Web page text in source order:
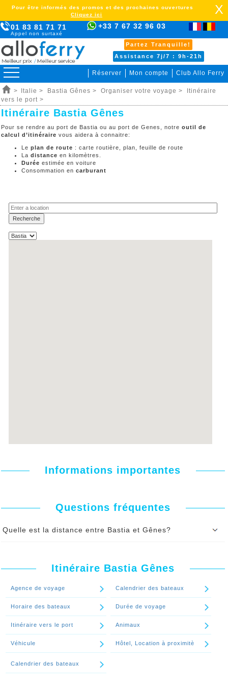
01 83 81 71 71
Appel non surtaxé
+33 7 67 32 96 03
Partez Tranquille!
Assistance 7j/7 : 9h-21h
Réserver Mon compte Club Allo Ferry
Pour être informés des promos et des prochaines ouvertures
Cliquez ici
X
> Italie > Bastia Gênes > Organiser votre voyage >
Itinéraire
vers le port >
Itinéraire Bastia Gênes
Pour se rendre au port de Bastia ou au port de Genes, notre outil de
calcul d’itinéraire vous aidera à connaitre:
Le plan de route : carte routière, plan, feuille de route
La distance en kilomètres.
Durée estimée en voiture
Consommation en carburant
Informations importantes
Questions fréquentes
Quelle est la distance entre Bastia et Gênes?
Bastia et Gênes en Mille Nautiqueest94,00 nm , soit174,00 KM
Continuer le spécial 'Quelle est la distance entre Bastia et Gênes?'
Itinéraire Bastia Gênes
Agence de voyage Calendrier des bateaux
Horaire des bateaux Durée de voyage
Itinéraire vers le port Animaux
Véhicule Hôtel, Location à proximitè
Calendrier des bateaux